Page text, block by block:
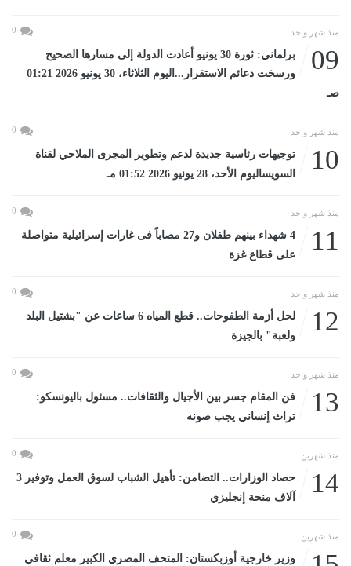
منذ شهر واحد 0
09
برلماني: ثورة 30 يونيو أعادت الدولة إلى مسارها الصحيح
ورسخت دعائم الاستقرار...اليوم الثلاثاء، 30 يونيو 2026 01:21
صـ
منذ شهر واحد 0
10
توجيهات رئاسية جديدة لدعم وتطوير المجرى الملاحي لقناة
السويساليوم الأحد، 28 يونيو 2026 01:52 مـ
منذ شهر واحد 0
11
4 شهداء بينهم طفلان و27 مصاباً فى غارات إسرائيلية متواصلة
على قطاع غزة
منذ شهر واحد 0
12
لحل أزمة الطفوحات.. قطع المياه 6 ساعات عن "بشتيل البلد
ولعبة" بالجيزة
منذ شهر واحد 0
13
فن المقام جسر بين الأجيال والثقافات.. مسئول باليونسكو:
تراث إنساني يجب صونه
منذ شهرين 0
14
حصاد الوزارات.. التضامن: تأهيل الشباب لسوق العمل وتوفير 3
آلاف منحة إنجليزي
منذ شهرين 0
وزير خارجية أوزبكستان: المتحف المصري الكبير معلم ثقافي